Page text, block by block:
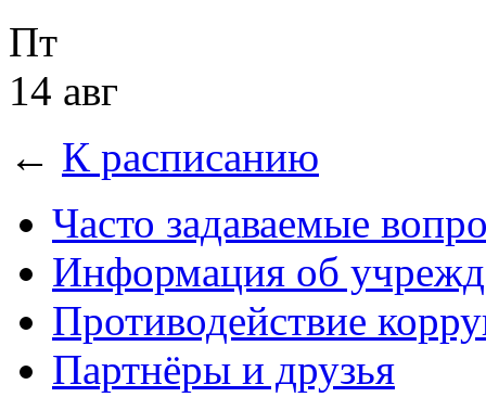
Пт
14 авг
← К расписанию
Часто задаваемые
Информация об
Противодействие
Партнёры и друзья